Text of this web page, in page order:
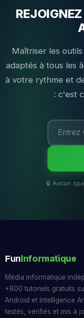
Maîtriser les
adaptés à tous les
à votre rythme et
: c'est
FunInformatique
Média informatique
+800 tutoriels gratuits
Android et Intelligence
testés, vérifiés et mis à